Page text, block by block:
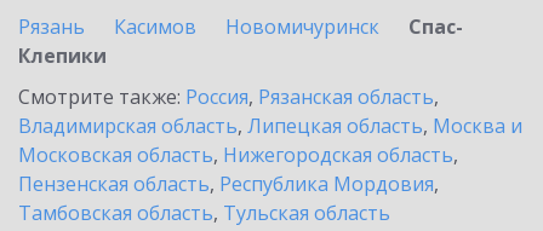
Рязань
Касимов Новомичуринск
Спас-
Клепики
Смотрите также: Россия, Рязанская область,
Владимирская область, Липецкая область, Москва и
Московская область, Нижегородская область,
Пензенская область, Республика Мордовия,
Тамбовская область, Тульская область